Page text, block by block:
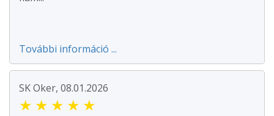
További információ ...
SK Oker, 08.01.2026
★ ★ ★ ★ ★